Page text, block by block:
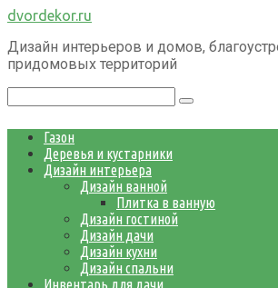
Перейти
контенту
dvordekor.ru
Дизайн интерьеров и домов,
придомовых территорий
Газон
Деревья и кустарники
Дизайн интерьера
Дизайн ванной
Плитка в ванную
Дизайн гостиной
Дизайн дачи
Дизайн кухни
Дизайн спальни
Инвентарь для дачи